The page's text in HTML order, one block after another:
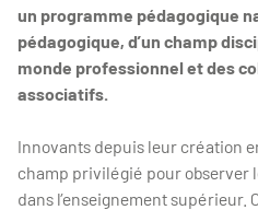
un programme pédagogique
pédagogique, d’un champ
monde professionnel et des
associatifs.
Innovants depuis leur création
champ privilégié pour observer
dans l’enseignement supérieur.